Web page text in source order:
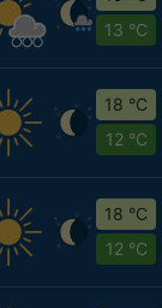
13 °C
18 °C
12 °C
18 °C
12 °C